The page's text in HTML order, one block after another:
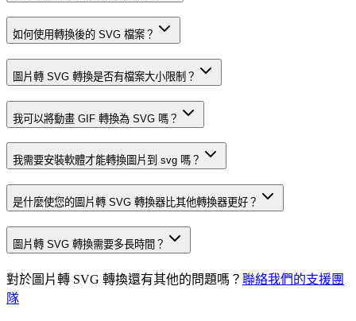
如何使用轉換後的 SVG 檔案？
圖片轉 SVG 轉換是否有檔案大小限制？
我可以將動畫 GIF 轉換為 SVG 嗎？
我需要安裝軟體才能轉換圖片到 svg 嗎？
是什麼使您的圖片轉 SVG 轉換器比其他轉換器更好？
圖片轉 SVG 轉換需要多長時間？
對於圖片轉 SVG 轉換還有其他的問題嗎？ 聯絡我們的支援團
隊